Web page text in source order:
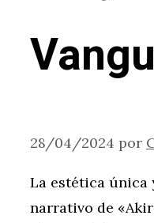
28/04/2024 por
La estética
narrativo de